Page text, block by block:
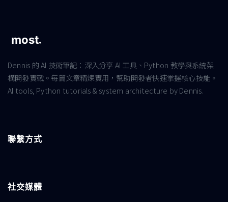
Dennis 的 AI 技術筆記：深入分享 AI 工具、Python 教學與系統架
構開發實戰。每篇文章精煉實用，幫助開發者快速掌握核心技能。
AI tools, Python tutorials & system architecture by Dennis.
聯繫方式
社交媒體